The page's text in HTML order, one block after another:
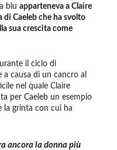
blu apparteneva a Claire
di Caeleb che ha svolto
sua crescita come
il ciclo di
causa di un cancro al
nel quale Claire
per Caeleb un esempio
la grinta con cui ha
ancora la donna più